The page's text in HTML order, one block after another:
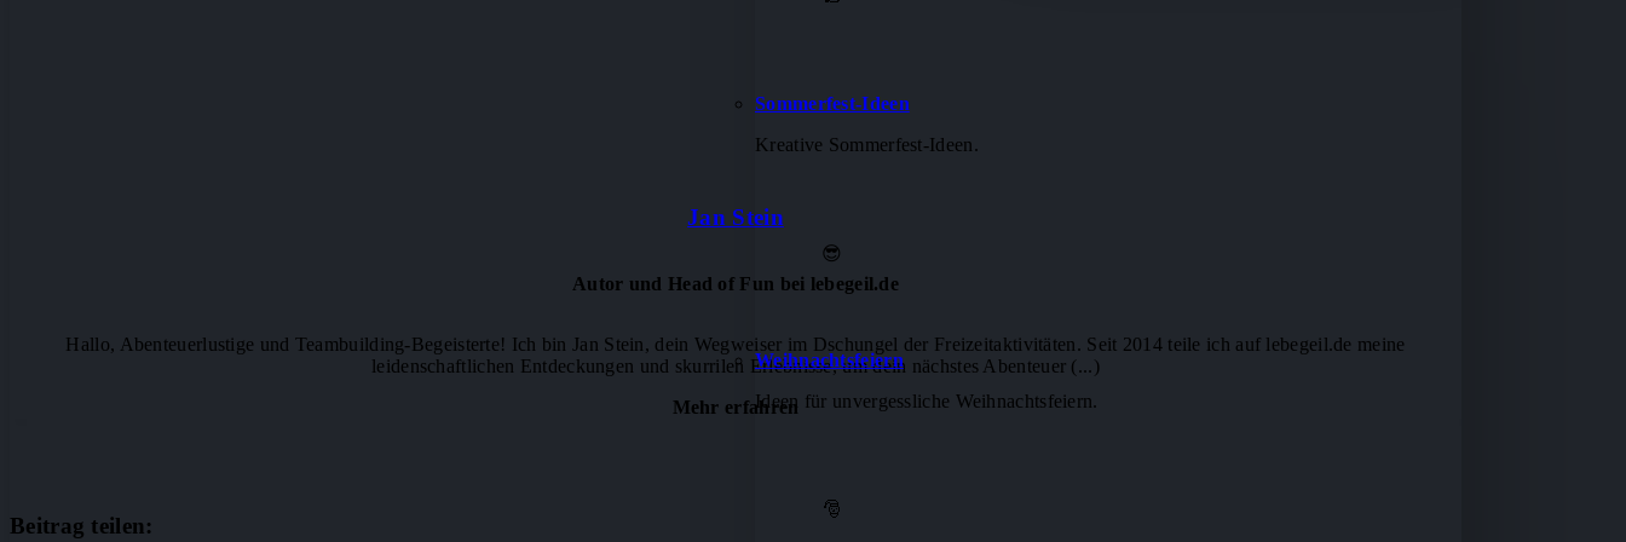
Sommerfest-Ideen
Kreative Sommerfest-Ideen.
😎
Weihnachtsfeiern
Ideen für unvergessliche Weihnachtsfeiern.
🎅
Jan Stein
Autor und Head of Fun bei lebegeil.de
Hallo, Abenteuerlustige und Teambuilding-Begeisterte! Ich bin Jan Stein, dein Wegweiser im Dschungel der Freizeitaktivitäten. Seit 2014 teile ich auf lebegeil.de meine
leidenschaftlichen Entdeckungen und skurrilen Erlebnisse, um dein nächstes Abenteuer (...)
Mehr erfahren
Beitrag teilen: